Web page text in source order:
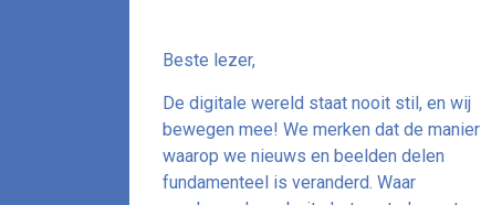
Beste lezer,
De digitale wereld staat nooit stil, en wij
bewegen mee! We merken dat de manier
waarop we nieuws en beelden delen
fundamenteel is veranderd. Waar